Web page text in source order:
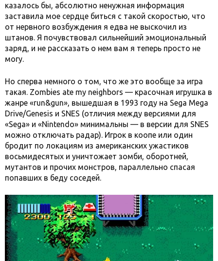
казалось бы, абсолютно ненужная информация
заставила мое сердце биться с такой скоростью, что
от нервного возбуждения я едва не выскочил из
штанов. Я почувствовал сильнейший эмоциональный
заряд, и не рассказать о нем вам я теперь просто не
могу.
Но сперва немного о том, что же это вообще за игра
такая. Zombies ate my neighbors — красочная игрушка в
жанре «run&gun», вышедшая в 1993 году на Sega Mega
Drive/Genesis и SNES (отличия между версиями для
«Sega» и «Nintendo» минимальны — в версии для SNES
можно отключать радар). Игрок в коопе или один
бродит по локациям из американских ужастиков
восьмидесятых и уничтожает зомби, оборотней,
мутантов и прочих монстров, параллельно спасая
попавших в беду соседей.